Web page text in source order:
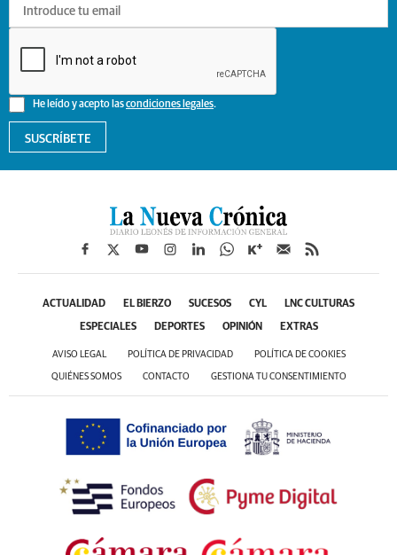
He leído y acepto lascondiciones legales.
SUSCRÍBETE
ACTUALIDAD EL BIERZO SUCESOS CYL LNC CULTURAS
ESPECIALES DEPORTES OPINIÓN EXTRAS
AVISO LEGAL POLÍTICA DE PRIVACIDAD POLÍTICA DE COOKIES
QUIÉNES SOMOS CONTACTO GESTIONA TU CONSENTIMIENTO